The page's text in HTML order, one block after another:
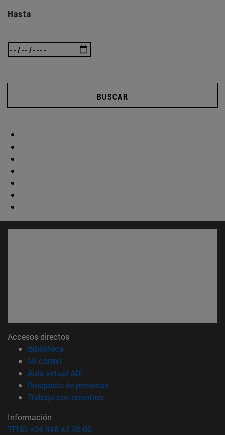
Hasta
BUSCAR
Accesos directos
Biblioteca
Mi correo(abre en nueva ventana)
Aula virtual ADI
Búsqueda de personas(abre en nueva ventana)
Trabaja con nosotros(abre en nueva ventana)
Información
TFNO +34 948 42 56 00